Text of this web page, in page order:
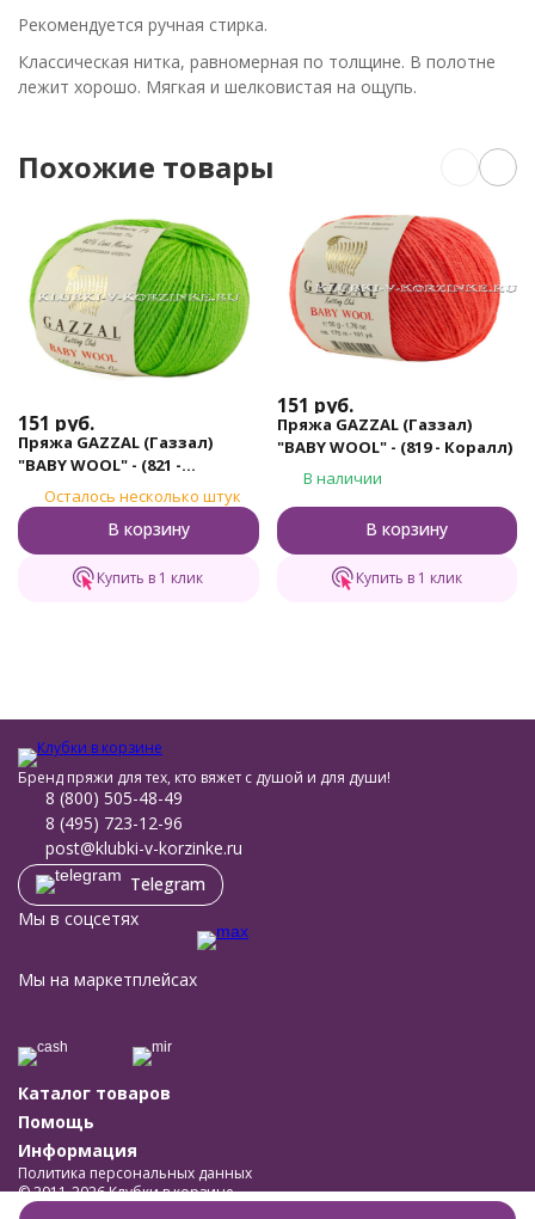
Рекомендуется ручная стирка.
Классическая нитка, равномерная по толщине. В полотне
лежит хорошо. Мягкая и шелковистая на ощупь.
Похожие товары
151 руб.
Пряжа GAZZAL (Газзал)
"BABY WOOL" - (821 -
Салатовый)
Осталось несколько штук
В корзину
Купить в 1 клик
151 руб.
Пряжа GAZZAL (Газзал)
"BABY WOOL" - (819 - Коралл)
В наличии
В корзину
Купить в 1 клик
Бренд пряжи для тех, кто вяжет с душой и для души!
8 (800) 505-48-49
8 (495) 723-12-96
post@klubki-v-korzinke.ru
Telegram
Мы в соцсетях
Мы на маркетплейсах
Каталог товаров
Помощь
Информация
Политика персональных данных
© 2011-2026 Клубки в корзине
Разработано в